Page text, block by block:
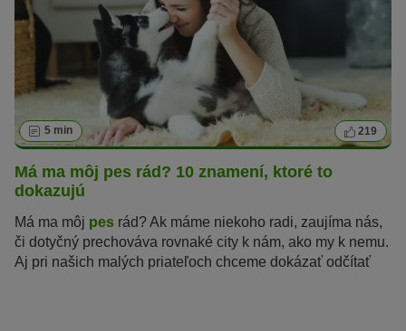
5 min 219
Má ma môj pes rád? 10 znamení, ktoré to
dokazujú
Má ma môj pes rád? Ak máme niekoho radi, zaujíma nás,
či dotyčný prechováva rovnaké city k nám, ako my k nemu.
Aj pri našich malých priateľoch chceme dokázať odčítať